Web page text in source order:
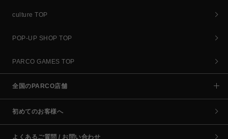
culture TOP
POP-UP SHOP TOP
PARCO GAMES TOP
全国のPARCO店舗
初めてのお客様へ
よくあるご質問 / お問い合わせ